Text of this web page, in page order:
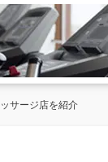
サージ店を紹介